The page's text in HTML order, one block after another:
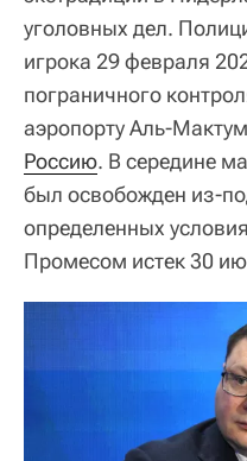
уголовных дел.
игрока 29 февраля
пограничного
аэропорту Аль-
Россию. В середине
был освобожден из-
определенных
Промесом истек 30